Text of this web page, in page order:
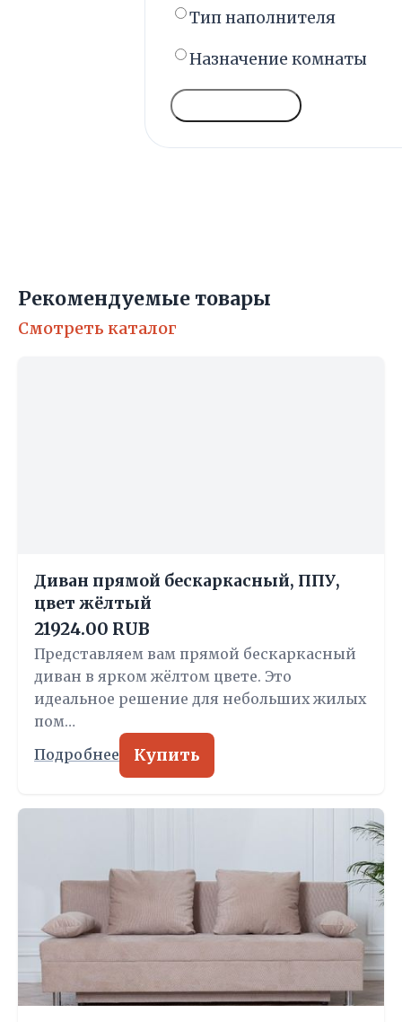
Тип наполнителя
Назначение комнаты
Рекомендуемые товары
Смотреть каталог
Диван прямой бескаркасный, ППУ,
цвет жёлтый
21924.00 RUB
Представляем вам прямой бескаркасный
диван в ярком жёлтом цвете. Это
идеальное решение для небольших жилых
пом…
Подробнее Купить